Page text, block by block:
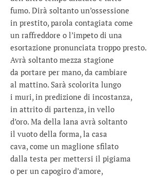
fumo. Dirà soltanto un’ossessione
in prestito, parola contagiata come
un raffreddore o l’impeto di una
esortazione pronunciata troppo presto.
Avrà soltanto mezza stagione
da portare per mano, da cambiare
al mattino. Sarà scolorita lungo
i muri, in predizione di incostanza,
in attrito di partenza, in vello
d’oro. Ma della lana avrà soltanto
il vuoto della forma, la casa
cava, come un maglione sfilato
dalla testa per mettersi il pigiama
o per un capogiro d’amore,